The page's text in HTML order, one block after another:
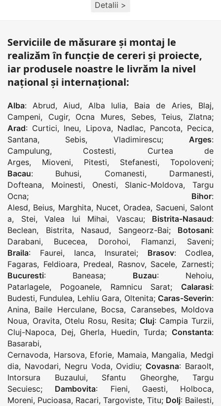
Detalii >
Serviciile de măsurare și montaj le
realizăm în funcție de cereri și proiecte,
iar produsele noastre le livrăm la nivel
național și internațional:
Alba: Abrud, Aiud, Alba Iulia, Baia de Aries, Blaj,
Campeni, Cugir, Ocna Mures, Sebes,Teius, Zlatna;
Arad: Curtici, Ineu, Lipova, Nadlac, Pancota, Pecica,
Santana, Sebis, Vladimirescu;Arges:
Campulung, Costesti, Curtea de
Arges, Mioveni, Pitesti, Stefanesti, Topoloveni;
Bacau: Buhusi, Comanesti, Darmanesti,
Dofteana, Moinesti, Onesti, Slanic-Moldova, Targu
Ocna; Bihor:
Alesd, Beius, Marghita, Nucet, Oradea, Sacueni, Salont
a, Stei, Valea lui Mihai, Vascau; Bistrita-Nasaud:
Beclean, Bistrita, Nasaud, Sangeorz-Bai; Botosani:
Darabani, Bucecea, Dorohoi, Flamanzi, Saveni;
Braila: Faurei, Ianca, Insuratei; Brasov: Codlea,
Fagaras, Feldioara, Predeal, Rasnov, Sacele, Zarnesti;
Bucuresti: Baneasa; Buzau: Nehoiu,
Patarlagele, Pogoanele, Ramnicu Sarat; Calarasi:
Budesti, Fundulea, Lehliu Gara, Oltenita; Caras-Severin:
Anina, Baile Herculane, Bocsa, Caransebes, Moldova
Noua, Oravita, Otelu Rosu, Resita; Cluj: Campia Turzii,
Cluj-Napoca, Dej, Gherla, Huedin,Turda; Constanta:
Basarabi,
Cernavoda, Harsova, Eforie, Mamaia, Mangalia, Medgi
dia, Navodari, Negru Voda, Ovidiu; Covasna: Baraolt,
Intorsura Buzaului, Sfantu Gheorghe, Targu
Secuiesc; Dambovita: Fieni, Gaesti, Holboca,
Moreni, Pucioasa, Racari, Targoviste, Titu; Dolj: Bailesti,